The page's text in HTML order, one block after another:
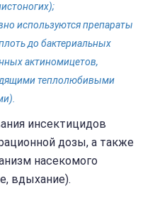
используются препараты
до бактериальных
актиномицетов,
теплолюбивыми
инсектицидов
дозы, а также
насекомого
вдыхание).